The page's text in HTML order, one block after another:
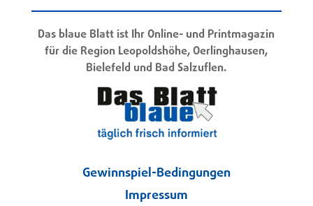
Das blaue Blatt ist Ihr Online- und Printmagazin
für die Region Leopoldshöhe, Oerlinghausen,
Bielefeld und Bad Salzuflen.
Gewinnspiel-Bedingungen
Impressum